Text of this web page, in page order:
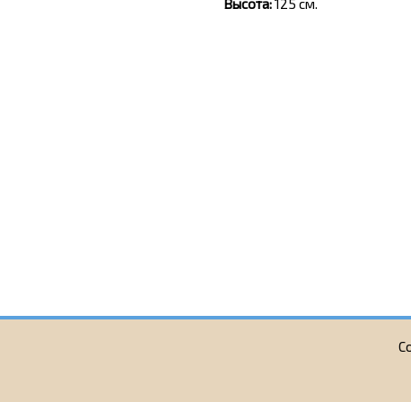
Высота:125 см.